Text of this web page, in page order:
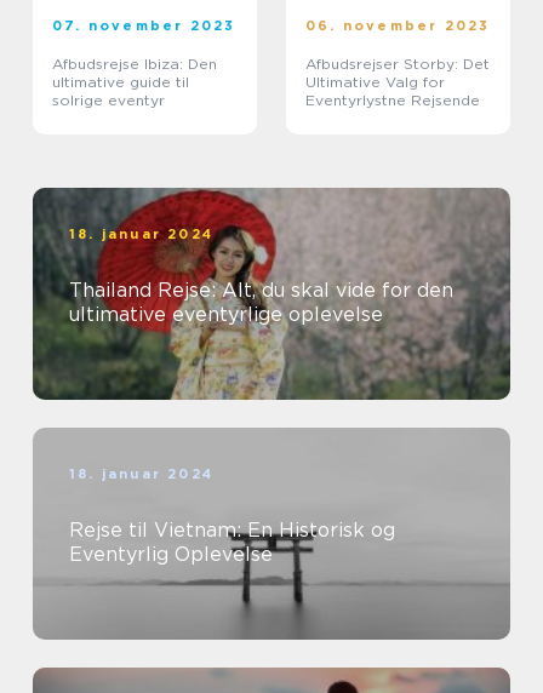
07. november 2023
Afbudsrejse Ibiza: Den
ultimative guide til
solrige eventyr
06. november 2023
Afbudsrejser Storby: Det
Ultimative Valg for
Eventyrlystne Rejsende
18. januar 2024
Thailand Rejse: Alt, du skal vide for den
ultimative eventyrlige oplevelse
18. januar 2024
Rejse til Vietnam: En Historisk og
Eventyrlig Oplevelse